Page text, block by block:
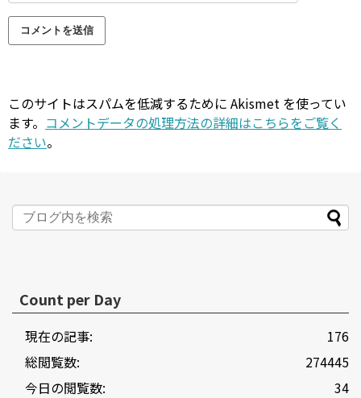
このサイトはスパムを低減するために Akismet を使ってい
ます。 コメントデータの処理方法の詳細はこちらをご覧く
ださい。
Count per Day
176
現在の記事:
274445
総閲覧数:
34
今日の閲覧数: